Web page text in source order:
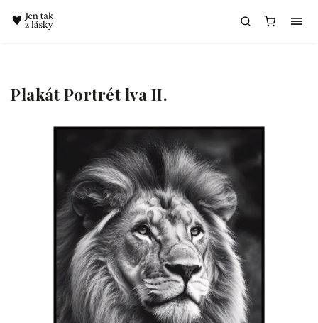
Plakát Portrét lva II.